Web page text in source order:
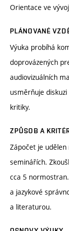
Orientace ve
PLÁNOVANÉ
Výuka probíhá
doprovázených
audiovizuálních
usměrňuje
kritiky.
ZPŮSOB A
Zápočet je udělen
seminářích.
cca 5
a jazykové
a literaturou.